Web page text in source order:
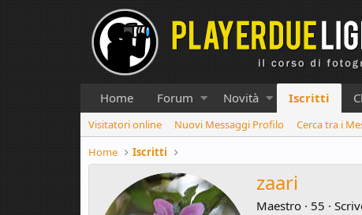
Home Forum Novità Iscritti
Visitatori online Nuovi Messaggi Profilo
Cerca tra i
Home
Iscritti
zaari
Maestro · 55 ·